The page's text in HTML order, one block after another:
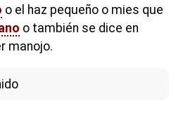
o el haz pequeño o mies que
o también se dice en
manojo.